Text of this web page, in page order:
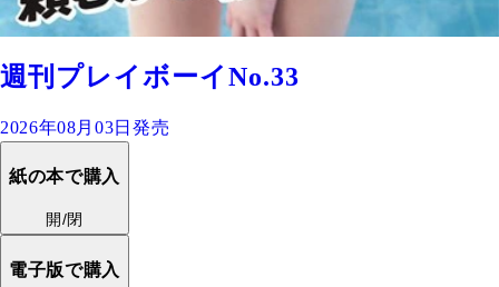
週刊プレイボーイNo.33
2026年08月03日発売
紙の本で購入
開/閉
電子版で購入